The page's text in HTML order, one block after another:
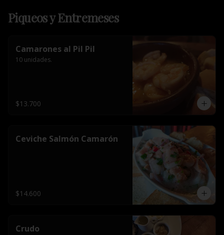
Piqueos y Entremeses
Camarones al Pil Pil
10 unidades.
$13.700
Ceviche Salmón Camarón
$14.600
Crudo